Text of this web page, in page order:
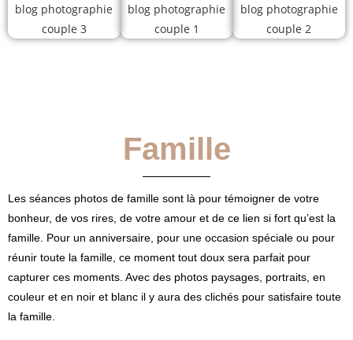
Famille
Les séances photos de famille sont là pour témoigner de votre
bonheur, de vos rires, de votre amour et de ce lien si fort qu’est la
famille. Pour un anniversaire, pour une occasion spéciale ou pour
réunir toute la famille, ce moment tout doux sera parfait pour
capturer ces moments. Avec des photos paysages, portraits, en
couleur et en noir et blanc il y aura des clichés pour satisfaire toute
la famille.